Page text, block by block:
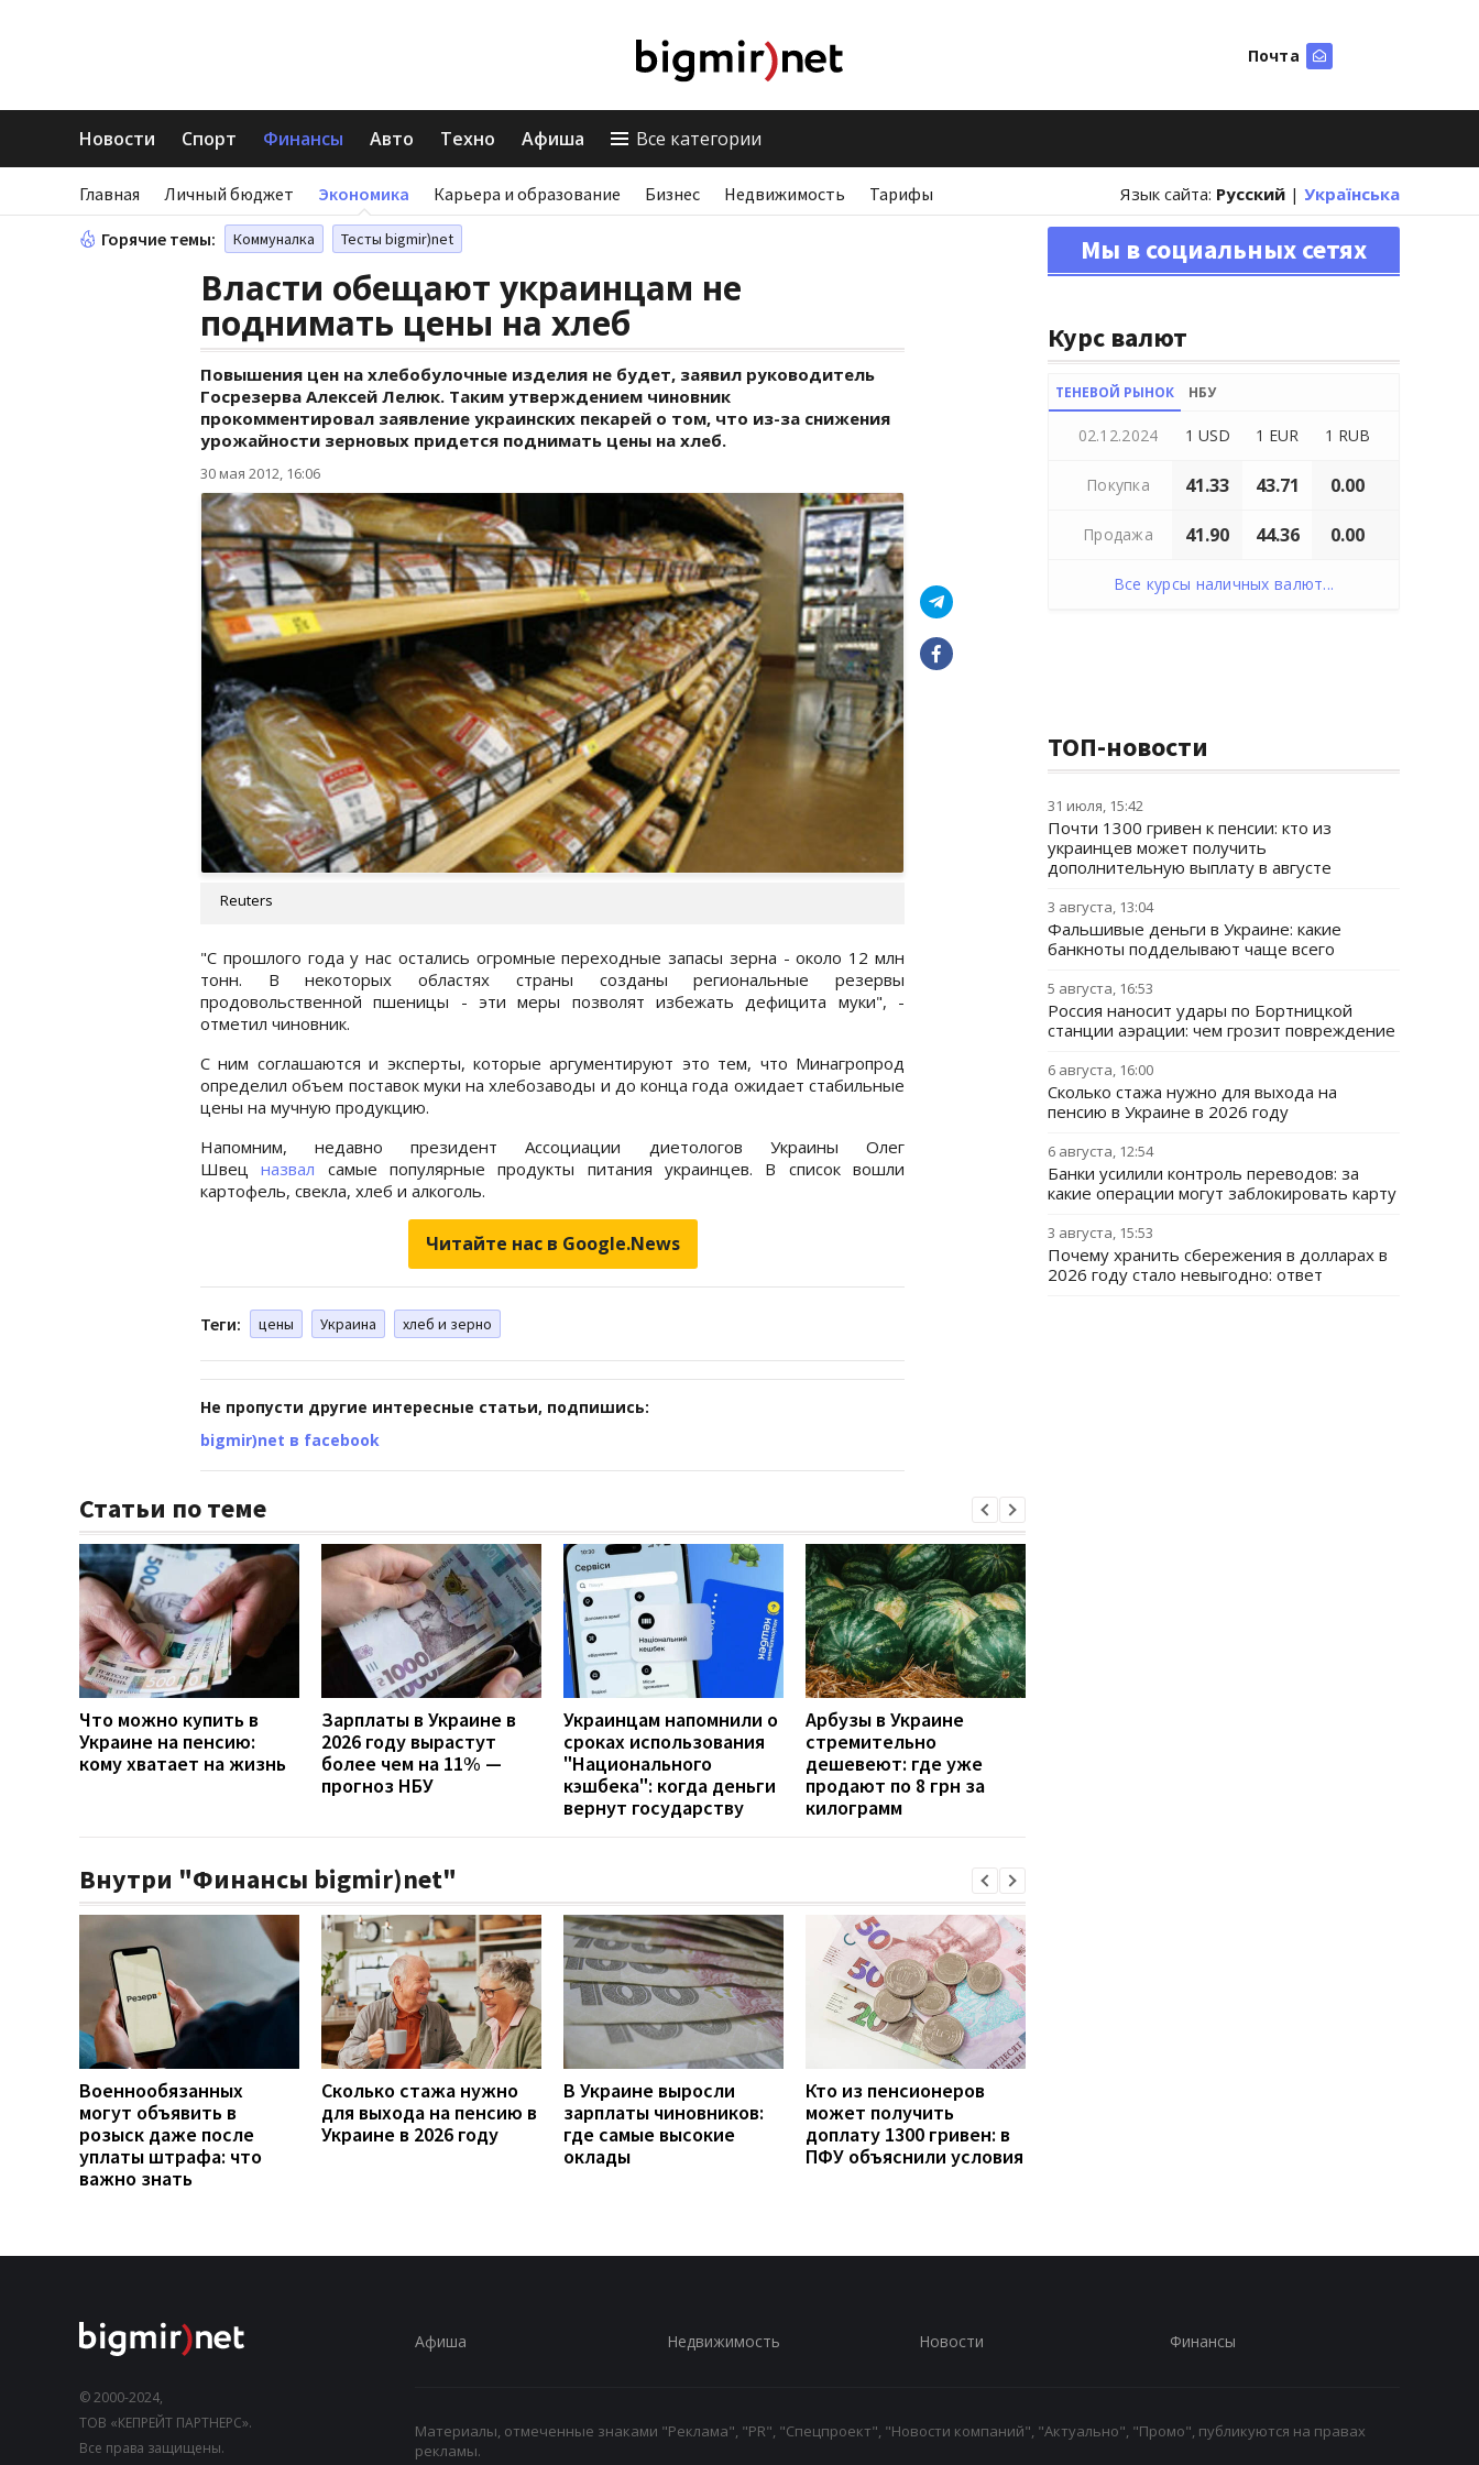
Почта
Новости Спорт Финансы Авто Техно Афиша Все категории
Главная Личный бюджет Экономика Карьера и образование Бизнес Недвижимость Тарифы Язык сайта: Русский | Українська
Горячие темы: Коммуналка Тесты bigmir)net
Власти обещают украинцам не
поднимать цены на хлеб
Повышения цен на хлебобулочные изделия не будет, заявил руководитель
Госрезерва Алексей Лелюк. Таким утверждением чиновник
прокомментировал заявление украинских пекарей о том, что из-за снижения
урожайности зерновых придется поднимать цены на хлеб.
30 мая 2012, 16:06
Reuters
"С прошлого года у нас остались огромные переходные запасы зерна - около 12 млн
тонн. В некоторых областях страны созданы региональные резервы
продовольственной пшеницы - эти меры позволят избежать дефицита муки", -
отметил чиновник.
С ним соглашаются и эксперты, которые аргументируют это тем, что Минагропрод
определил объем поставок муки на хлебозаводы и до конца года ожидает стабильные
цены на мучную продукцию.
Напомним, недавно президент Ассоциации диетологов Украины Олег
Швецназвал самые популярные продукты питания украинцев. В список вошли
картофель, свекла, хлеб и алкоголь.
Читайте нас в Google.News
Теги: цены Украина хлеб и зерно
Не пропусти другие интересные статьи, подпишись:
bigmir)net в facebook
Статьи по теме
Что можно купить в
Украине на пенсию:
кому хватает на жизнь
Зарплаты в Украине в
2026 году вырастут
более чем на 11% —
прогноз НБУ
Украинцам напомнили о
сроках использования
"Национального
кэшбека": когда деньги
вернут государству
Арбузы в Украине
стремительно
дешевеют: где уже
продают по 8 грн за
килограмм
Внутри "Финансы bigmir)net"
Военнообязанных
могут объявить в
розыск даже после
уплаты штрафа: что
важно знать
Сколько стажа нужно
для выхода на пенсию в
Украине в 2026 году
В Украине выросли
зарплаты чиновников:
где самые высокие
оклады
Кто из пенсионеров
может получить
доплату 1300 гривен: в
ПФУ объяснили условия
Мы в социальных сетях
Курс валют
ТЕНЕВОЙ РЫНОК НБУ
02.12.2024 1 USD 1 EUR 1 RUB
Покупка 41.33 43.71 0.00
Продажа 41.90 44.36 0.00
Все курсы наличных валют...
ТОП-новости
31 июля, 15:42
Почти 1300 гривен к пенсии: кто из
украинцев может получить
дополнительную выплату в августе
3 августа, 13:04
Фальшивые деньги в Украине: какие
банкноты подделывают чаще всего
5 августа, 16:53
Россия наносит удары по Бортницкой
станции аэрации: чем грозит повреждение
6 августа, 16:00
Сколько стажа нужно для выхода на
пенсию в Украине в 2026 году
6 августа, 12:54
Банки усилили контроль переводов: за
какие операции могут заблокировать карту
3 августа, 15:53
Почему хранить сбережения в долларах в
2026 году стало невыгодно: ответ
© 2000-2024,
ТОВ «КЕПРЕЙТ ПАРТНЕРС».
Все права защищены.
Афиша Недвижимость Новости Финансы
Материалы, отмеченные знаками "Реклама", "PR", "Спецпроект", "Новости компаний", "Актуально", "Промо", публикуются на правах
рекламы.